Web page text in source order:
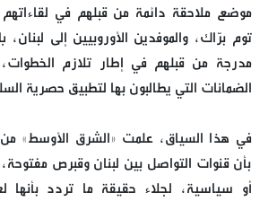
موضع ملاحقة دائمة من قبلهم في لقاءاتهم
توم برّاك، والموفدين الأوروبيين إلى لبنان،
مدرجة من قبلهم في إطار تلازم
الضمانات التي يطالبون بها لتطبيق حصرية
في هذا السياق، علمت «الشرق الأوسط» من
بأن قنوات التواصل بين لبنان وقبرص
أو سياسية، لجلاء حقيقة ما تردد بأنها